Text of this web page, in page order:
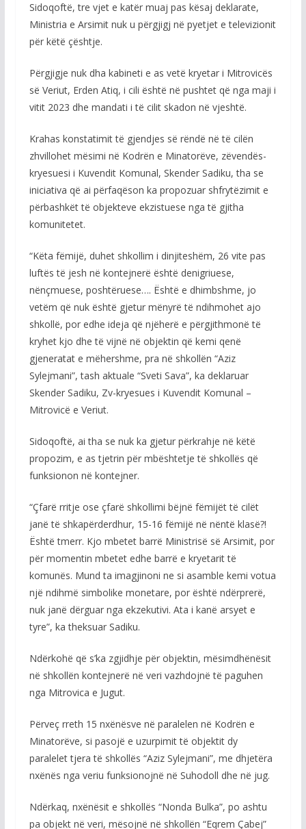
Sidoqoftë, tre vjet e katër muaj pas kësaj deklarate,
Ministria e Arsimit nuk u përgjigj në pyetjet e televizionit
për këtë çështje.
Përgjigje nuk dha kabineti e as vetë kryetar i Mitrovicës
së Veriut, Erden Atiq, i cili është në pushtet që nga maji i
vitit 2023 dhe mandati i të cilit skadon në vjeshtë.
Krahas konstatimit të gjendjes së rëndë në të cilën
zhvillohet mësimi në Kodrën e Minatorëve, zëvendës-
kryesuesi i Kuvendit Komunal, Skender Sadiku, tha se
iniciativa që ai përfaqëson ka propozuar shfrytëzimit e
përbashkët të objekteve ekzistuese nga të gjitha
komunitetet.
“Këta fëmijë, duhet shkollim i dinjiteshëm, 26 vite pas
luftës të jesh në kontejnerë është denigriuese,
nënçmuese, poshtëruese…. Është e dhimbshme, jo
vetëm që nuk është gjetur mënyrë të ndihmohet ajo
shkollë, por edhe ideja që njëherë e përgjithmonë të
kryhet kjo dhe të vijnë në objektin që kemi qenë
gjeneratat e mëhershme, pra në shkollën “Aziz
Sylejmani”, tash aktuale “Sveti Sava”, ka deklaruar
Skender Sadiku, Zv-kryesues i Kuvendit Komunal –
Mitrovicë e Veriut.
Sidoqoftë, ai tha se nuk ka gjetur përkrahje në këtë
propozim, e as tjetrin për mbështetje të shkollës që
funksionon në kontejner.
“Çfarë rritje ose çfarë shkollimi bëjnë fëmijët të cilët
janë të shkapërderdhur, 15-16 fëmijë në nëntë klasë?!
Është tmerr. Kjo mbetet barrë Ministrisë së Arsimit, por
për momentin mbetet edhe barrë e kryetarit të
komunës. Mund ta imagjinoni ne si asamble kemi votua
një ndihmë simbolike monetare, por është ndërprerë,
nuk janë dërguar nga ekzekutivi. Ata i kanë arsyet e
tyre”, ka theksuar Sadiku.
Ndërkohë që s’ka zgjidhje për objektin, mësimdhënësit
në shkollën kontejnerë në veri vazhdojnë të paguhen
nga Mitrovica e Jugut.
Përveç rreth 15 nxënësve në paralelen në Kodrën e
Minatorëve, si pasojë e uzurpimit të objektit dy
paralelet tjera të shkollës “Aziz Sylejmani”, me dhjetëra
nxënës nga veriu funksionojnë në Suhodoll dhe në jug.
Ndërkaq, nxënësit e shkollës “Nonda Bulka”, po ashtu
pa objekt në veri, mësojnë në shkollën “Eqrem Çabej”